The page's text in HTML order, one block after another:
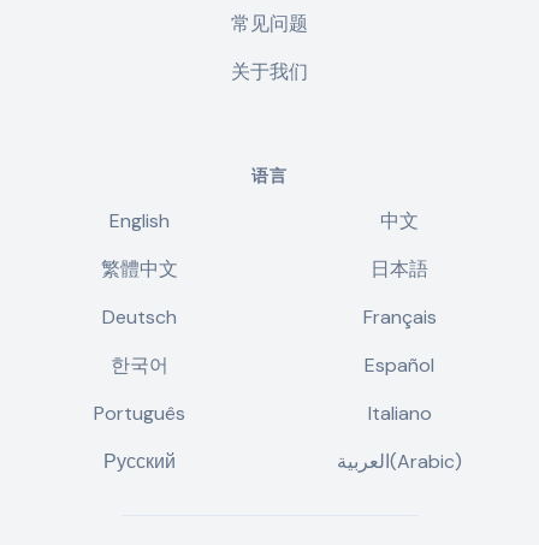
常见问题
关于我们
语言
English
中文
繁體中文
日本語
Deutsch
Français
한국어
Español
Português
Italiano
Русский
العربية(Arabic)